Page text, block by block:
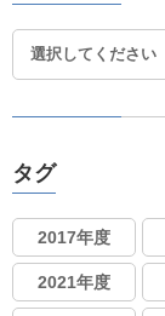
タグ
2017年度
2021年度